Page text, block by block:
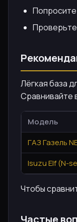
Проверьте
Лёгкая база
Сравнивайте
Модель
ГАЗ Газель
Isuzu Elf (N-
Чтобы
Частые